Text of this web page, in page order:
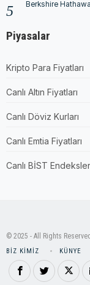
Berkshire
Piyasalar
Kripto Para Fiyatları
Canlı Altın Fiyatları
Canlı Döviz Kurları
Canlı Emtia Fiyatları
Canlı BİST
© 2025 - All Rights
BIZ KIMIZ KÜNYE